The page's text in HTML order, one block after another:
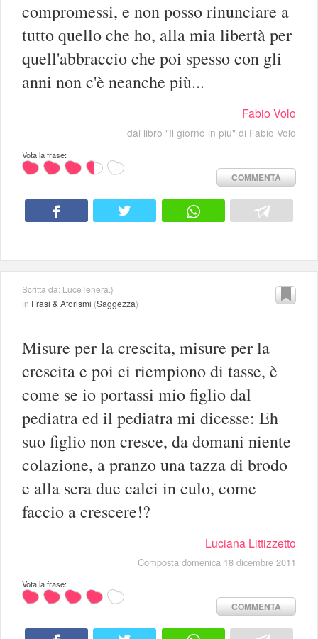
compromessi, e non posso rinunciare a
tutto quello che ho, alla mia libertà per
quell'abbraccio che poi spesso con gli
anni non c'è neanche più...
Fabio Volo
dal libro "Il giorno in più" di Fabio Volo
Vota la frase:
COMMENTA
Scritta da: LuceTenera.}
in Frasi & Aforismi (Saggezza)
Misure per la crescita, misure per la
crescita e poi ci riempiono di tasse, è
come se io portassi mio figlio dal
pediatra ed il pediatra mi dicesse: Eh
suo figlio non cresce, da domani niente
colazione, a pranzo una tazza di brodo
e alla sera due calci in culo, come
faccio a crescere!?
Luciana Littizzetto
Composta domenica 18 dicembre 2011
Vota la frase:
COMMENTA